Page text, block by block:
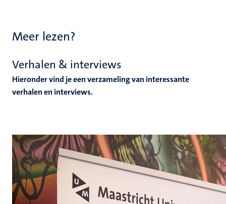
Meer lezen?
Verhalen & interviews
Hieronder vind je een verzameling van interessante
verhalen en interviews.